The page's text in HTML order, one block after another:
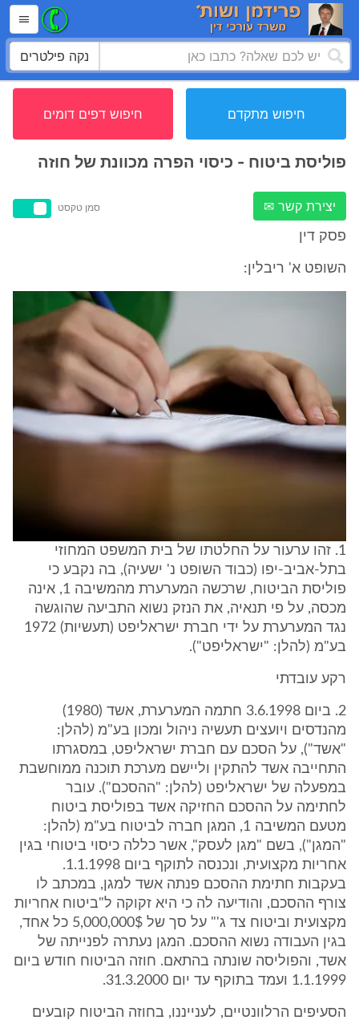
נקה פילטרים
חיפוש מתקדם חיפוש דפים דומים
פוליסת ביטוח - כיסוי הפרה מכוונת של חוזה
יצירת קשר ✉ סמן טקסט
פסק דין
השופט א' ריבלין:
1. זהו ערעור על החלטתו של בית המשפט המחוזי
בתל-אביב-יפו (כבוד השופט נ' ישעיה), בה נקבע כי
פוליסת הביטוח, שרכשה המערערת מהמשיבה 1, אינה
מכסה, על פי תנאיה, את הנזק נשוא התביעה שהוגשה
נגד המערערת על ידי חברת ישראליפט (תעשיות) 1972
בע"מ (להלן: "ישראליפט").
רקע עובדתי
2. ביום 3.6.1998 חתמה המערערת, אשד (1980)
מהנדסים ויועצים תעשיה ניהול ומכון בע"מ (להלן:
"אשד"), על הסכם עם חברת ישראליפט, במסגרתו
התחייבה אשד להתקין וליישם מערכת תוכנה ממוחשבת
במפעלה של ישראליפט (להלן: "ההסכם"). עובר
לחתימה על ההסכם החזיקה אשד בפוליסת ביטוח
מטעם המשיבה 1, המגן חברה לביטוח בע"מ (להלן:
"המגן"), בשם "מגן לעסק", אשר כללה כיסוי ביטוחי בגין
אחריות מקצועית, ונכנסה לתוקף ביום 1.1.1998.
בעקבות חתימת ההסכם פנתה אשד למגן, במכתב לו
צורף ההסכם, והודיעה לה כי היא זקוקה ל"ביטוח אחריות
מקצועית וביטוח צד ג'" על סך של 5,000,000$ כל אחד,
בגין העבודה נשוא ההסכם. המגן נעתרה לפנייתה של
אשד, והפוליסה שונתה בהתאם. חוזה הביטוח חודש ביום
1.1.1999 ועמד בתוקף עד יום 31.3.2000.
הסעיפים הרלוונטיים, לענייננו, בחוזה הביטוח קובעים